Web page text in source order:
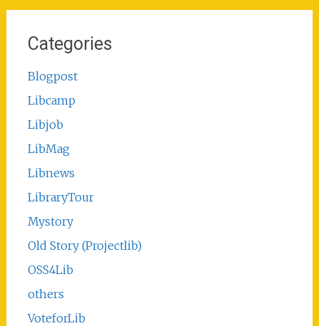
Categories
Blogpost
Libcamp
Libjob
LibMag
Libnews
LibraryTour
Mystory
Old Story (Projectlib)
OSS4Lib
others
VoteforLib